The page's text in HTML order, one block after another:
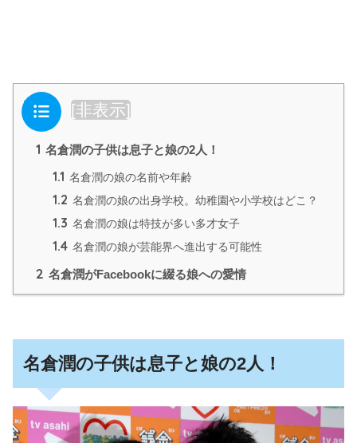
目次 [非表示]
1 名倉潤の子供は息子と娘の2人！
1.1 名倉潤の娘の名前や年齢
1.2 名倉潤の娘の出身学校。幼稚園や小学校はどこ？
1.3 名倉潤の娘は特技が多い多才女子
1.4 名倉潤の娘が芸能界へ進出する可能性
2 名倉潤がFacebookに綴る娘への愛情
名倉潤の子供は息子と娘の2人！